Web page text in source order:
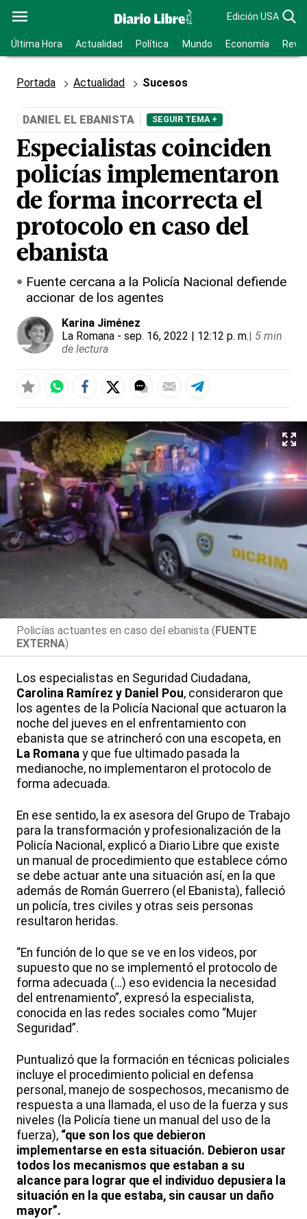
Edición USA
Última Hora Actualidad Política Mundo Economía
Portada Actualidad Sucesos
DANIEL EL EBANISTA SEGUIR TEMA +
Especialistas coinciden
policías implementaron
de forma incorrecta el
protocolo en caso del
ebanista
Fuente cercana a la Policía Nacional defiende
accionar de los agentes
Karina Jiménez
La Romana - sep. 16, 2022 | 12:12 p. m.| 5 min
de lectura
Policías actuantes en caso del ebanista (FUENTE
EXTERNA)
Los especialistas en Seguridad Ciudadana,
Carolina Ramírez y Daniel Pou, consideraron que
los agentes de la Policía Nacional que actuaron la
noche del jueves en el enfrentamiento con
ebanista que se atrincheró con una escopeta, en
La Romana y que fue ultimado pasada la
medianoche, no implementaron el protocolo de
forma adecuada.
En ese sentido, la ex asesora del Grupo de Trabajo
para la transformación y profesionalización de la
Policía Nacional, explicó a Diario Libre que existe
un manual de procedimiento que establece cómo
se debe actuar ante una situación así, en la que
además de Román Guerrero (el Ebanista), falleció
un policía, tres civiles y otras seis personas
resultaron heridas.
“En función de lo que se ve en los videos, por
supuesto que no se implementó el protocolo de
forma adecuada (…) eso evidencia la necesidad
del entrenamiento”, expresó la especialista,
conocida en las redes sociales como “Mujer
Seguridad”.
Puntualizó que la formación en técnicas policiales
incluye el procedimiento policial en defensa
personal, manejo de sospechosos, mecanismo de
respuesta a una llamada, el uso de la fuerza y sus
niveles (la Policía tiene un manual del uso de la
fuerza), “que son los que debieron
implementarse en esta situación. Debieron usar
todos los mecanismos que estaban a su
alcance para lograr que el individuo depusiera la
situación en la que estaba, sin causar un daño
mayor”.